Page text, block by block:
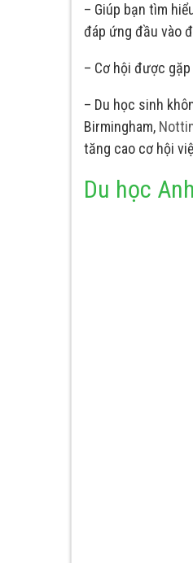
– Giúp bạn tìm
đáp ứng đầu vào
– Cơ hội được
– Du học sinh
Birmingham,
tăng cao cơ hội
Du học